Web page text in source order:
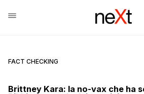
FACT CHECKING
Brittney Kara: la no-vax che ha